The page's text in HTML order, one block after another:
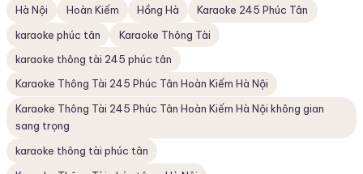
Hà Nội
Hoàn Kiếm Hồng Hà
Karaoke 245 Phúc Tân
karaoke phúc tân
Karaoke Thông Tài
karaoke thông tài 245 phúc tân
Karaoke Thông Tài 245 Phúc Tân Hoàn Kiếm Hà Nội
Karaoke Thông Tài 245 Phúc Tân Hoàn Kiếm Hà Nội không gian
sang trọng
karaoke thông tài phúc tân